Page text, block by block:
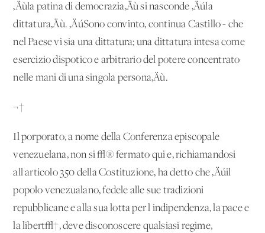
‚Äùla patina di democrazia‚Äù si nasconde ‚Äúla
dittatura‚Äù. ‚ÄúSono convinto, continua Castillo - che
nel Paese vi sia una dittatura; una dittatura intesa come
esercizio dispotico e arbitrario del potere concentrato
nelle mani di una singola persona‚Äù.
¬†
Il porporato, a nome della Conferenza episcopale
venezuelana, non si √® fermato qui e, richiamandosi
all'articolo 350 della Costituzione, ha detto che ‚Äúil
popolo venezualano, fedele alle sue tradizioni
repubblicane e alla sua lotta per l'indipendenza, la pace e
la libert√†, deve disconoscere qualsiasi regime,